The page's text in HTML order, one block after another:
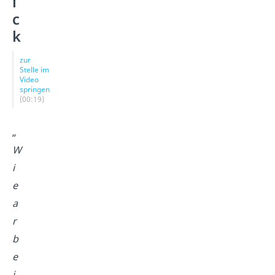
c
k
zur
Stelle im
Video
springen
(00:19)
„
W
i
e
a
r
b
e